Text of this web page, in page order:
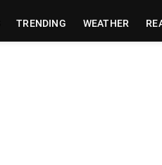
TRENDING WEATHER